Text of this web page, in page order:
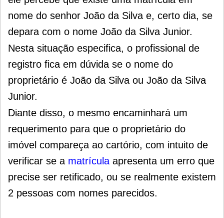
nome do senhor João da Silva e, certo dia, se
depara com o nome João da Silva Junior.
Nesta situação especifica, o profissional de
registro fica em dúvida se o nome do
proprietário é João da Silva ou João da Silva
Junior.
Diante disso, o mesmo encaminhará um
requerimento para que o proprietário do
imóvel compareça ao cartório, com intuito de
verificar se a matrícula apresenta um erro que
precise ser retificado, ou se realmente existem
2 pessoas com nomes parecidos.